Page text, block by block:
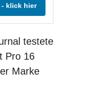
- klick hier
testete
Pro 16
Marke